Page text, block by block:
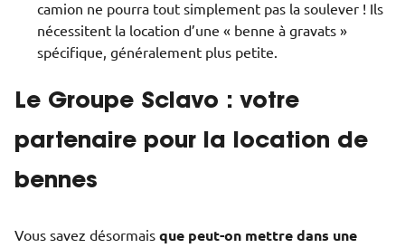
camion ne pourra tout simplement pas la soulever ! Ils
nécessitent la location d’une « benne à gravats »
spécifique, généralement plus petite.
Le Groupe Sclavo : votre
partenaire pour la location de
bennes
Vous savez désormais que peut-on mettre dans une